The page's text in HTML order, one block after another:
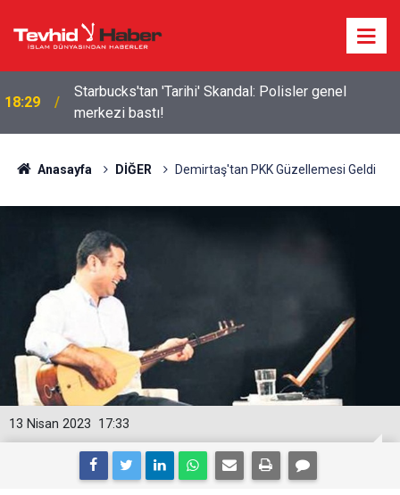
18:29
16:21
İşgalci Yerleşimciler Filistinlilerin Evlerini Ateşe
Verdi: 6 Yaralı
Anasayfa DİĞER Demirtaş'tan PKK Güzellemesi Geldi
17:33
13 Nisan 2023